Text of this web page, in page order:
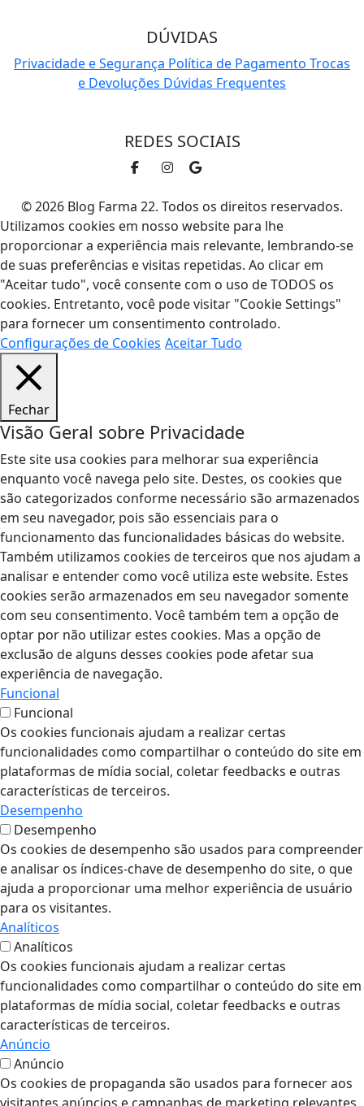
DÚVIDAS
Privacidade e Segurança Política de Pagamento Trocas
e Devoluções Dúvidas Frequentes
REDES SOCIAIS
© 2026 Blog Farma 22. Todos os direitos reservados.
Utilizamos cookies em nosso website para lhe
proporcionar a experiência mais relevante, lembrando-se
de suas preferências e visitas repetidas. Ao clicar em
"Aceitar tudo", você consente com o uso de TODOS os
cookies. Entretanto, você pode visitar "Cookie Settings"
para fornecer um consentimento controlado.
Configurações de Cookies Aceitar Tudo
Fechar
Visão Geral sobre Privacidade
Este site usa cookies para melhorar sua experiência
enquanto você navega pelo site. Destes, os cookies que
são categorizados conforme necessário são armazenados
em seu navegador, pois são essenciais para o
funcionamento das funcionalidades básicas do website.
Também utilizamos cookies de terceiros que nos ajudam a
analisar e entender como você utiliza este website. Estes
cookies serão armazenados em seu navegador somente
com seu consentimento. Você também tem a opção de
optar por não utilizar estes cookies. Mas a opção de
exclusão de alguns desses cookies pode afetar sua
experiência de navegação.
Funcional
Funcional
Os cookies funcionais ajudam a realizar certas
funcionalidades como compartilhar o conteúdo do site em
plataformas de mídia social, coletar feedbacks e outras
características de terceiros.
Desempenho
Desempenho
Os cookies de desempenho são usados para compreender
e analisar os índices-chave de desempenho do site, o que
ajuda a proporcionar uma melhor experiência de usuário
para os visitantes.
Analíticos
Analíticos
Os cookies funcionais ajudam a realizar certas
funcionalidades como compartilhar o conteúdo do site em
plataformas de mídia social, coletar feedbacks e outras
características de terceiros.
Anúncio
Anúncio
Os cookies de propaganda são usados para fornecer aos